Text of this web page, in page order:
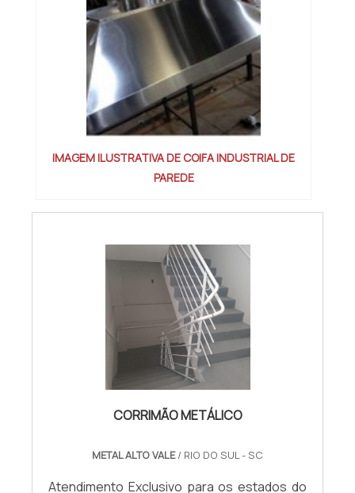
IMAGEM ILUSTRATIVA DE COIFA INDUSTRIAL DE
PAREDE
CORRIMÃO METÁLICO
METAL ALTO VALE/ RIO DO SUL - SC
Atendimento Exclusivo para os estados do